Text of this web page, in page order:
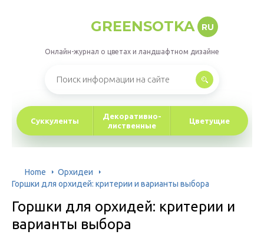
GREENSOTKA RU
Онлайн-журнал о цветах и ландшафтном дизайне
Суккуленты
Декоративно-
лиственные
Цветущие
Home
Орхидеи
Горшки для орхидей: критерии и варианты выбора
Горшки для орхидей: критерии и
варианты выбора